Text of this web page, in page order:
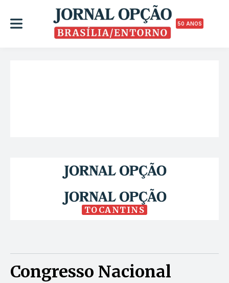
50 ANOS
TOCANTINS
Congresso Nacional